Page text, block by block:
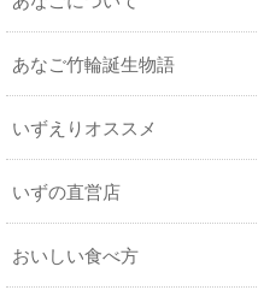
あなご竹輪誕生物語
いずえりオススメ
いずの直営店
おいしい食べ方